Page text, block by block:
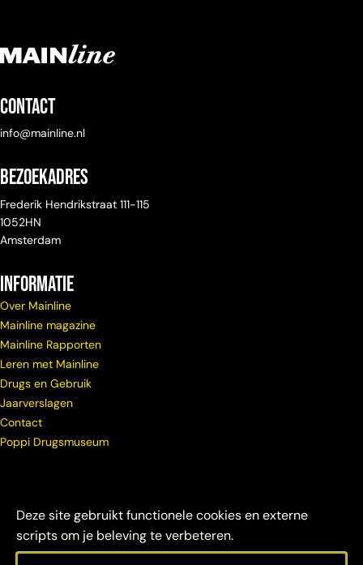
Deze site gebruikt functionele cookies en externe
scripts om je beleving te verbeteren.
Contact
info@mainline.nl
Bezoekadres
Frederik Hendrikstraat 111-115
1052HN
Amsterdam
Informatie
Over Mainline
Mainline magazine
Mainline Rapporten
Leren met Mainline
Drugs en Gebruik
Jaarverslagen
Contact
Poppi Drugsmuseum